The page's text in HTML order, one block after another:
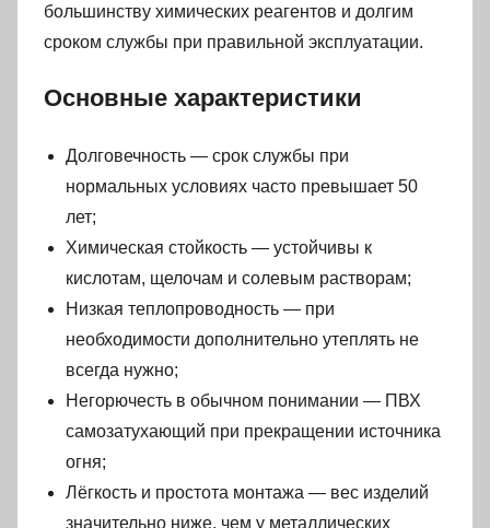
большинству химических реагентов и долгим
сроком службы при правильной эксплуатации.
Основные характеристики
Долговечность — срок службы при
нормальных условиях часто превышает 50
лет;
Химическая стойкость — устойчивы к
кислотам, щелочам и солевым растворам;
Низкая теплопроводность — при
необходимости дополнительно утеплять не
всегда нужно;
Негорючесть в обычном понимании — ПВХ
самозатухающий при прекращении источника
огня;
Лёгкость и простота монтажа — вес изделий
значительно ниже, чем у металлических